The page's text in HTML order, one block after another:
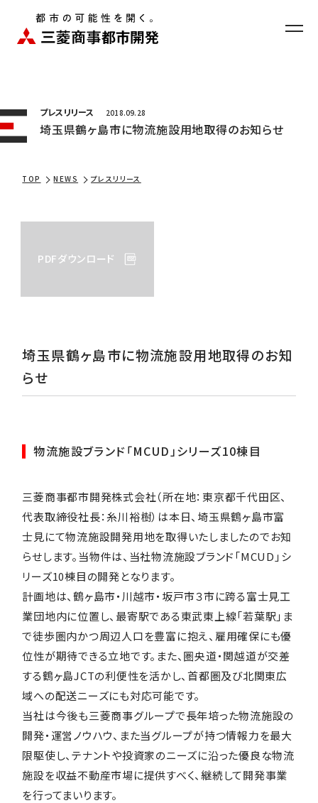
企業情報
サステナビリティ
採用情報
プレスリリース 2018.09.28
埼玉県鶴ヶ島市に物流施設用地取得のお知らせ
TOP NEWS プレスリリース
PDFダウンロード
埼玉県鶴ヶ島市に物流施設用地取得のお知
らせ
物流施設ブランド「MCUD」シリーズ10棟目
三菱商事都市開発株式会社（所在地：東京都千代田区、
代表取締役社長：糸川裕樹）は本日、埼玉県鶴ヶ島市富
士見にて物流施設開発用地を取得いたしましたのでお知
らせします。当物件は、当社物流施設ブランド「MCUD」シ
リーズ10棟目の開発となります。
計画地は、鶴ヶ島市・川越市・坂戸市３市に跨る富士見工
業団地内に位置し、最寄駅である東武東上線「若葉駅」ま
で徒歩圏内かつ周辺人口を豊富に抱え、雇用確保にも優
位性が期待できる立地です。また、圏央道・関越道が交差
する鶴ヶ島JCTの利便性を活かし、首都圏及び北関東広
域への配送ニーズにも対応可能です。
当社は今後も三菱商事グループで長年培った物流施設の
開発・運営ノウハウ、また当グループが持つ情報力を最大
限駆使し、テナントや投資家のニーズに沿った優良な物流
施設を収益不動産市場に提供すべく、継続して開発事業
を行ってまいります。